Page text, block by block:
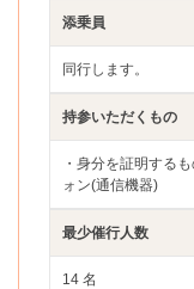
添乗員
同行します。
持参いただくもの
・身分を証明する
ォン(通信機器)
最少催行人数
14 名